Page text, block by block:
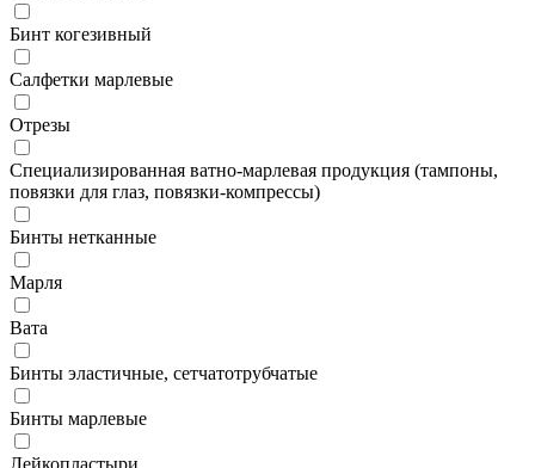
Бинт когезивный
Салфетки марлевые
Отрезы
Специализированная ватно-марлевая продукция (тампоны,
повязки для глаз, повязки-компрессы)
Бинты нетканные
Марля
Вата
Бинты эластичные, сетчатотрубчатые
Бинты марлевые
Лейкопластыри